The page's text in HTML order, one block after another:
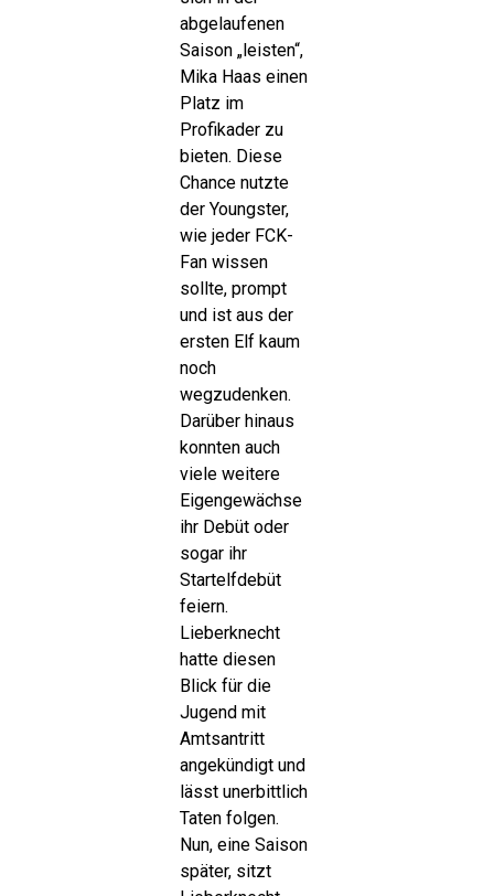
abgelaufenen
Saison „leisten“,
Mika Haas einen
Platz im
Profikader zu
bieten. Diese
Chance nutzte
der Youngster,
wie jeder FCK-
Fan wissen
sollte, prompt
und ist aus der
ersten Elf kaum
noch
wegzudenken.
Darüber hinaus
konnten auch
viele weitere
Eigengewächse
ihr Debüt oder
sogar ihr
Startelfdebüt
feiern.
Lieberknecht
hatte diesen
Blick für die
Jugend mit
Amtsantritt
angekündigt und
lässt unerbittlich
Taten folgen.
Nun, eine Saison
später, sitzt